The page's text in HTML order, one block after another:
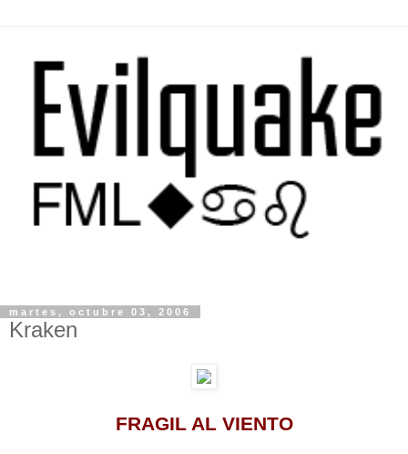
martes, octubre 03, 2006
Kraken
FRAGIL AL VIENTO